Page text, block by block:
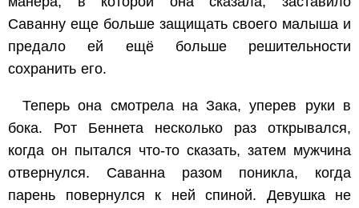
Саванну еще больше защищать своего малыша и
предало ей ещё больше решительности
сохранить его.
Теперь она смотрела на Зака, уперев руки в
бока. Рот Беннета несколько раз открывался,
когда он пытался что-то сказать, затем мужчина
отвернулся. Саванна разом поникла, когда
парень повернулся к ней спиной. Девушка не